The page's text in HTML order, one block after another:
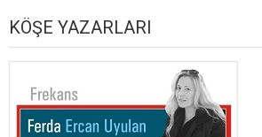
KÖŞE YAZARLARI